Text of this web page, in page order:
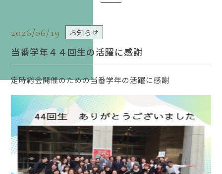
2026/06/19 お知らせ
当番学年４４回生の活躍に感謝
定時総会開催のための当番学年の活躍に感謝